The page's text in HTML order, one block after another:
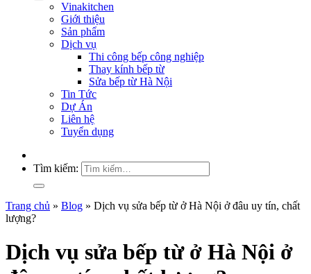
Vinakitchen
Giới thiệu
Sản phẩm
Dịch vụ
Thi công bếp công nghiệp
Thay kính bếp từ
Sửa bếp từ Hà Nội
Tin Tức
Dự Án
Liên hệ
Tuyển dụng
Tìm kiếm:
Trang chủ » Blog » Dịch vụ sửa bếp từ ở Hà Nội ở đâu uy tín, chất
lượng?
Dịch vụ sửa bếp từ ở Hà Nội ở